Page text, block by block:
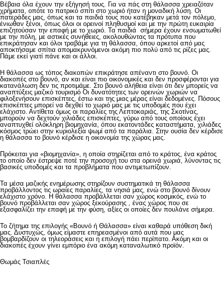
Βέβαια όλα έχουν την εξήγησή τους. Για να πάς στη θάλασσα χρειαζόταν
χρήματα, οπότε το πατρικό σπίτι στο χωριό ήταν η μοναδική λύση. Οι
πατεράδες μας, όπως και τα παιδιά τους που κατέβηκαν μετά τον πόλεμο,
ένιωθαν ξένοι, όπως όλοι οι ορεινοί πληθυσμοί και με την πρώτη ευκαιρία
επιζητούσαν την επαφή με το χωριό. Τα παιδιά σήμερα έχουν ενσωματωθεί
με την πόλη, με αστικές συνήθειες, ακολουθώντας τα πρότυπα που
επικράτησαν και όλοι τραβάμε για τη θάλασσα, όπου αρκετοί από μας
αποκτήσαμε σπίτια απομακρυνόμενοι ακόμη πιο πολύ από τις ρίζες μας.
Πάμε εκεί γιατί πάνε και οι άλλοι.
Η θάλασσα ως τόπος διακοπών επικράτησε απέναντι στο βουνό. Οι
διακοπές στο βουνό, αν και είναι πιο οικονομικές και δεν προσφέρονται για
κατανάλωση δεν τις προτιμάμε. Στο βουνό αλήθεια είναι ότι δεν μπορείς να
αναπτύξεις μαζικό τουρισμό Οι δυνατότητες των ορεινών χωριών να
φιλοξενήσουν επισκέπτες, έστω και της μιας μέρας είναι δεδομένες. Πόσους
επισκέπτες μπορεί να δεχθεί το χωριό μας με τις υποδομές που έχει
ελάχιστο. Αντίθετα όμως οι παραλίες της Λεπτοκαριάς, της Σκοτίνας,
μπορούν να δεχτούν χιλιάδες επισκέπτες, γύρω από τους οποίους έχει
αναπτυχθεί ολόκληρη βιομηχανία, όπου εκατοντάδες καταστήματα, χιλιάδες
κόσμος τρώει στην κυριολεξία ψωμί από τα παράλια. Στην ουσία δεν κέρδισε
η θάλασσα το βουνό κέρδισε η οικονομία της χώρας μας.
Πρόκειται για «βιομηχανία», η οποία στηρίζεται από το κράτος, ένα κράτος
το οποίο δεν έστρεψε ποτέ την προσοχή του στα ορεινά χωριά, λύνοντας τις
βασικές υποδομές και τα προβλήματα που αντιμετωπίζουν.
Τα μέσα μαζικής ενημέρωσης στηρίζουν συστηματικά τη θάλασσα
προβάλλοντος τις ωραίες παραλίες, τα νησιά μας, ενώ στο βουνό δίνουν
ελάχιστο χρόνο. Η θάλασσα προβάλλεται σαν χώρος κοσμικός, ενώ το
βουνό προβάλλεται σαν χώρος ξεκούρασης , ένας χώρος που σε
εξασφαλίζει την επαφή με την φύση, αξίες οι οποίες δεν πουλάνε σήμερα.
Το ζήτημα της επιλογής «Βουνό ή Θάλασσα» είναι καθαρά υπόθεση δική
μας. Δυστυχώς, όμως είμαστε επηρεασμένοι από αυτά που μας
βομβαρδίζουν οι τηλεοράσεις και η επιλογή πάει περίπατο. Ακόμη και οι
διακοπές έχουν γίνει εμπόριο ένα ακόμη καταναλωτικό προϊόν.
Θωμάς Τσιαπλές